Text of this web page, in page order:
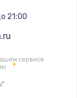
21:00
сервисе